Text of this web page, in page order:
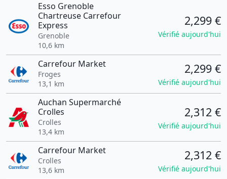
Esso Grenoble
Chartreuse Carrefour
Express
Grenoble
10,6 km
2,299 €
Vérifié aujourd'hui
Carrefour Market
Froges
13,1 km
2,299 €
Vérifié aujourd'hui
Auchan Supermarché
Crolles
Crolles
13,4 km
2,312 €
Vérifié aujourd'hui
Carrefour Market
Crolles
13,6 km
2,312 €
Vérifié aujourd'hui